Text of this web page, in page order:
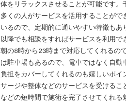
体をリラックスさせることが可能です。
多くの人がサービスを活用することが
いるので、定期的に通いやすい特徴も
以降でも相談をすればサービスを利用
朝の8時から23時まで対応してくれるの
は駐車場もあるので、電車ではなく自
負担をカバーしてくれるのも嬉しいポ
サージや整体などのサービスを受ける
などの短時間で施術を完了させてくれ